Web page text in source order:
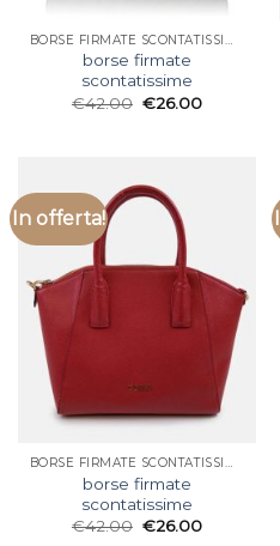
BORSE FIRMATE SCONTATISSIME
borse firmate
scontatissime
€42.00 €26.00
In offerta!
BORSE FIRMATE SCONTATISSIME
borse firmate
scontatissime
€42.00 €26.00